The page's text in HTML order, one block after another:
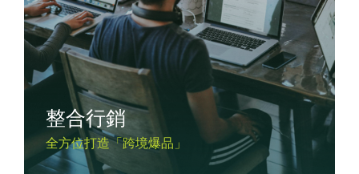
整合行銷
全方位打造「跨境爆品」